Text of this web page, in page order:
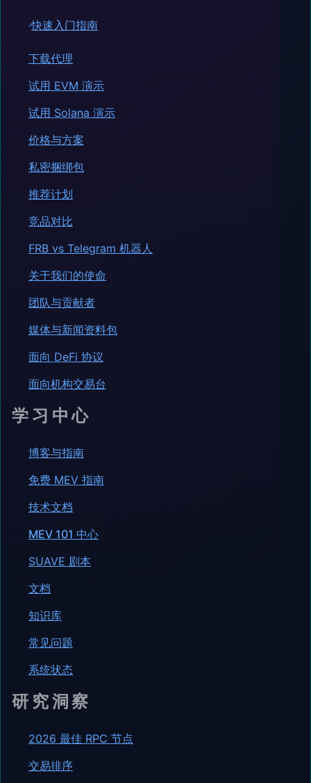
快速入门指南
下载代理
试用 EVM 演示
试用 Solana 演示
价格与方案
私密捆绑包
推荐计划
竞品对比
FRB vs Telegram 机器人
关于我们的使命
团队与贡献者
媒体与新闻资料包
面向 DeFi 协议
面向机构交易台
学习中心
博客与指南
免费 MEV 指南
技术文档
MEV 101 中心
SUAVE 剧本
文档
知识库
常见问题
系统状态
研究洞察
2026 最佳 RPC 节点
交易排序